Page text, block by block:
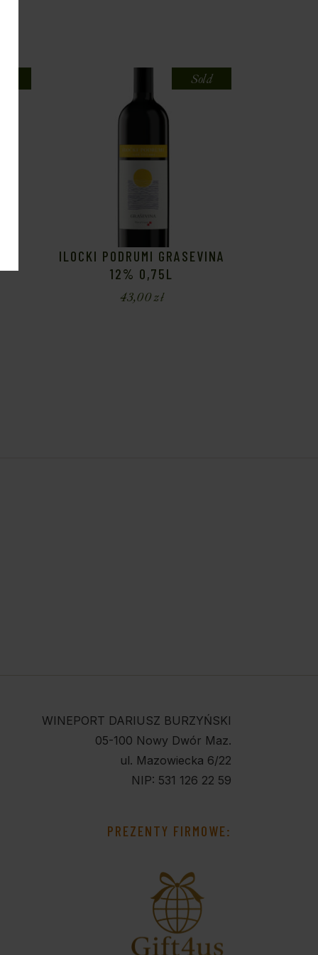
Sold
ILOCKI PODRUMI GRASEVINA
12% 0,75L
43,00zł
WINEPORT DARIUSZ BURZYŃSKI
05-100 Nowy Dwór Maz.
ul. Mazowiecka 6/22
NIP: 531 126 22 59
PREZENTY FIRMOWE: